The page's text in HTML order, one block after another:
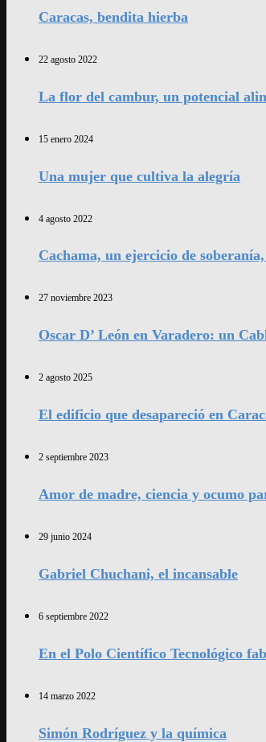
Caracas, bendita hierba
22 agosto 2022
La flor del cambur, un potencial
15 enero 2024
Una mujer que cultiva la alegría
4 agosto 2022
Cachama, un ejercicio de
27 noviembre 2023
Oscar D’ León en Varadero: un
2 agosto 2025
El edificio que desapareció en
2 septiembre 2023
Amor de madre, ciencia y ocumo
29 junio 2024
Gabriel Chuchani, el incansable
6 septiembre 2022
En el Polo Científico Tecnológico
14 marzo 2022
Simón Rodríguez y la química